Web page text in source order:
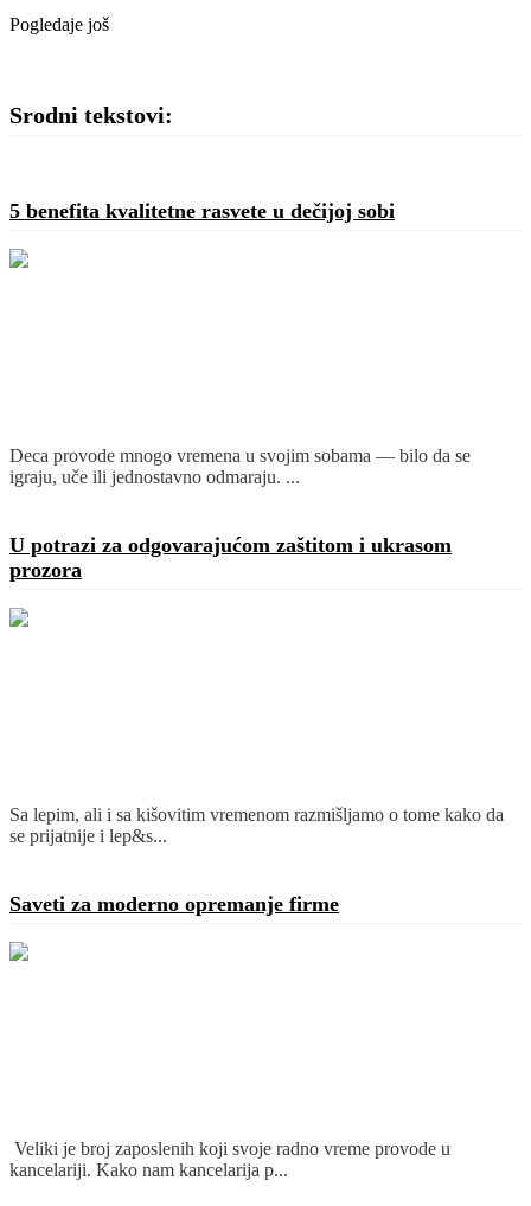
Pogledaje još
Srodni tekstovi:
5 benefita kvalitetne rasvete u dečijoj sobi
Deca provode mnogo vremena u svojim sobama — bilo da se
igraju, uče ili jednostavno odmaraju. ...
U potrazi za odgovarajućom zaštitom i ukrasom
prozora
Sa lepim, ali i sa kišovitim vremenom razmišljamo o tome kako da
se prijatnije i lep&s...
Saveti za moderno opremanje firme
Veliki je broj zaposlenih koji svoje radno vreme provode u
kancelariji. Kako nam kancelarija p...